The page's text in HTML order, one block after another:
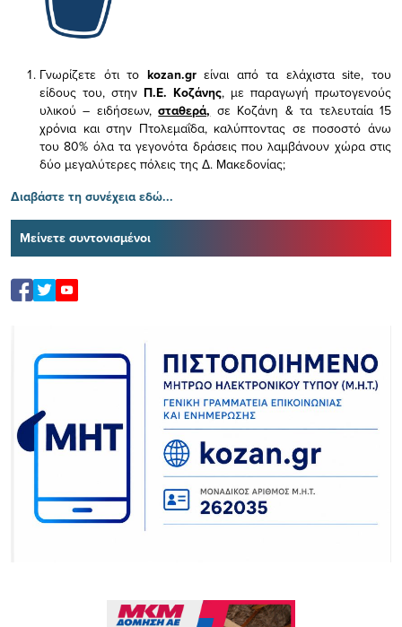
Γνωρίζετε ότι το kozan.gr είναι από τα ελάχισταsite, του
είδους του, στην Π.Ε. Κοζάνης, με παραγωγή πρωτογενούς
υλικού – ειδήσεων,σταθερά, σε Κοζάνη & τα τελευταία 15
χρόνια και στην Πτολεμαΐδα, καλύπτοντας σε ποσοστό άνω
του 80% όλα τα γεγονότα δράσεις που λαμβάνουν χώρα στις
δύο μεγαλύτερες πόλεις της Δ. Μακεδονίας;
Διαβάστε τη συνέχεια εδώ...
Μείνετε συντονισμένοι